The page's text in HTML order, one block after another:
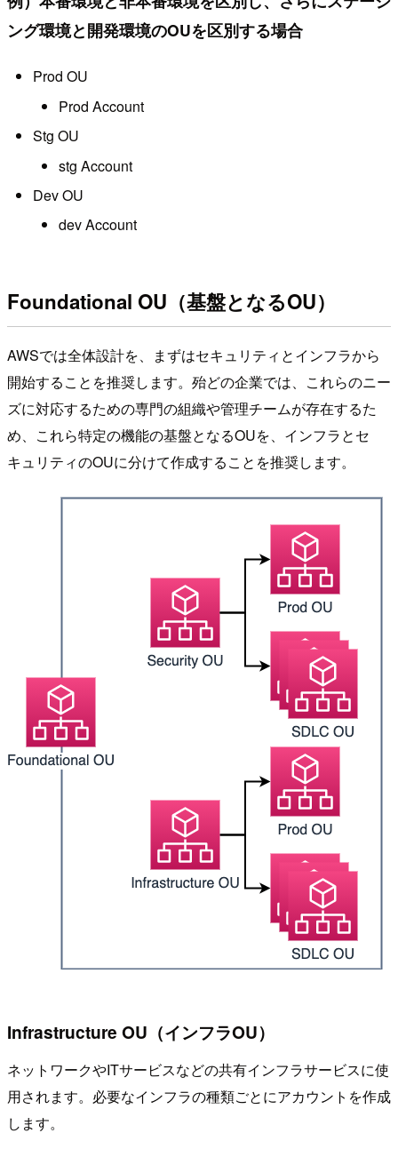
ング環境と開発環境のOUを区別する場合
Prod OU
Prod Account
Stg OU
stg Account
Dev OU
dev Account
Foundational OU（基盤となるOU）
AWSでは全体設計を、まずはセキュリティとインフラから
開始することを推奨します。殆どの企業では、これらのニー
ズに対応するための専門の組織や管理チームが存在するた
め、これら特定の機能の基盤となるOUを、インフラとセ
キュリティのOUに分けて作成することを推奨します。
Infrastructure OU（インフラOU）
ネットワークやITサービスなどの共有インフラサービスに使
用されます。必要なインフラの種類ごとにアカウントを作成
します。